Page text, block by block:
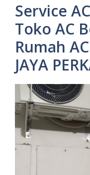
Service
Toko AC
Rumah
JAYA